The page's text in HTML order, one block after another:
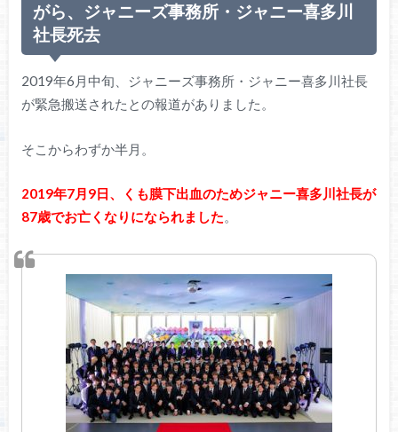
がら、ジャニーズ事務所・ジャニー喜多川
社長死去
2019年6月中旬、ジャニーズ事務所・ジャニー喜多川社長
が緊急搬送されたとの報道がありました。
そこからわずか半月。
2019年7月9日、くも膜下出血のためジャニー喜多川社長が
87歳でお亡くなりになられました。